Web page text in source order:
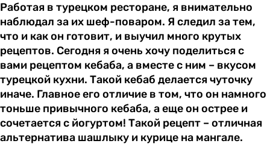
Работая в турецком ресторане, я внимательно
наблюдал за их шеф-поваром. Я следил за тем,
что и как он готовит, и выучил много крутых
рецептов. Сегодня я очень хочу поделиться с
вами рецептом кебаба, а вместе с ним – вкусом
турецкой кухни. Такой кебаб делается чуточку
иначе. Главное его отличие в том, что он намного
тоньше привычного кебаба, а еще он острее и
сочетается с йогуртом! Такой рецепт – отличная
альтернатива шашлыку и курице на мангале.